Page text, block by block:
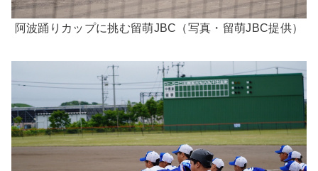
阿波踊りカップに挑む留萌JBC（写真・留萌JBC提供）